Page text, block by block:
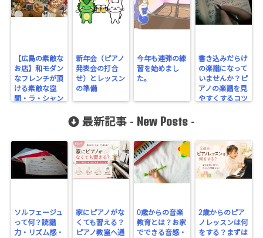
【広島の素敵な
お店】和モダン
なフレンチが頂
ける素敵な空
間・ラ・シャン
新年会（ピアノ
発表会の打合
せ）とレッスン
の準備
今年も連弾の練
習を始めまし
た。
書き込みだらけ
の楽譜になって
いませんか？ピ
アノの楽譜を見
やすくするコツ
最新記事 - New Posts -
ソルフェージュ
って何？読譜
力・リズム感・
家にピアノがな
くても習える？
ピアノ教室へ通
0歳からの音楽
教育とは？お家
でできる音感・
2歳からのピア
ノレッスンは何
をする？まずは